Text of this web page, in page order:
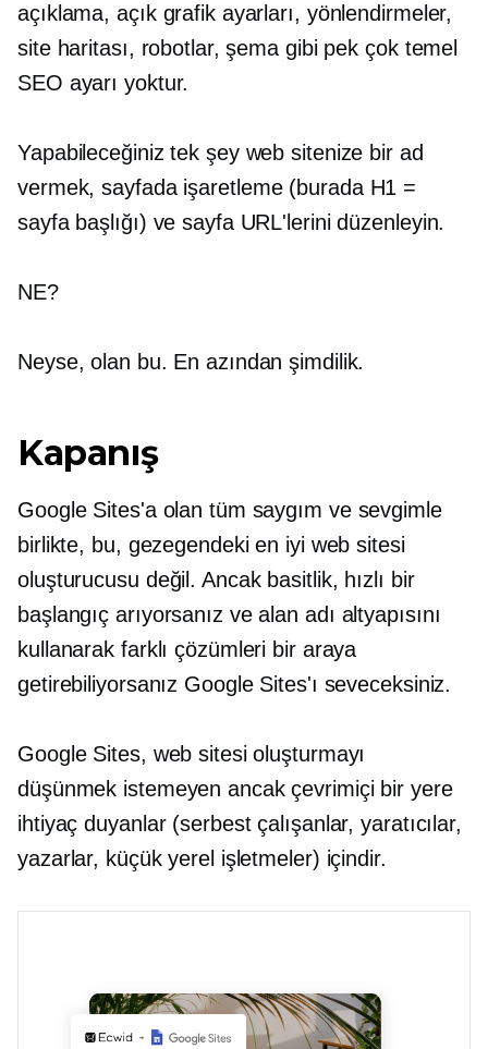
açıklama, açık grafik ayarları, yönlendirmeler,
site haritası, robotlar, şema gibi pek çok temel
SEO ayarı yoktur.
Yapabileceğiniz tek şey web sitenize bir ad
vermek,sayfadaişaretleme (burada H1 =
sayfa başlığı) ve sayfa URL'lerini düzenleyin.
NE?
Neyse, olan bu. En azından şimdilik.
Kapanış
Google Sites'a olan tüm saygım ve sevgimle
birlikte, bu, gezegendeki en iyi web sitesi
oluşturucusu değil. Ancak basitlik, hızlı bir
başlangıç ​​arıyorsanız ve alan adı altyapısını
kullanarak farklı çözümleri bir araya
getirebiliyorsanız Google Sites'ı seveceksiniz.
Google Sites, web sitesi oluşturmayı
düşünmek istemeyen ancak çevrimiçi bir yere
ihtiyaç duyanlar (serbest çalışanlar, yaratıcılar,
yazarlar, küçük yerel işletmeler) içindir.